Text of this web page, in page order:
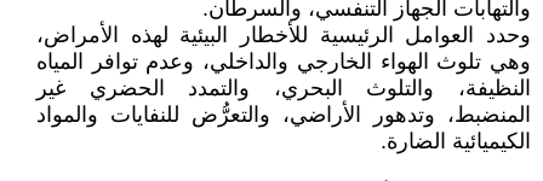
والتهابات الجهاز التنفسي، والسرطان.
وحدد العوامل الرئيسية للأخطار البيئية لهذه الأمراض،
وهي تلوث الهواء الخارجي والداخلي، وعدم توافر المياه
النظيفة، والتلوث البحري، والتمدد الحضري غير
المنضبط، وتدهور الأراضي، والتعرُّض للنفايات والمواد
الكيميائية الضارة.